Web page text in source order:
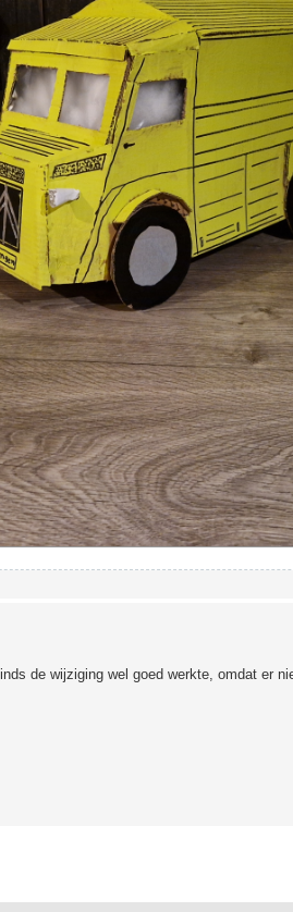
de wijziging wel goed werkte, omdat er